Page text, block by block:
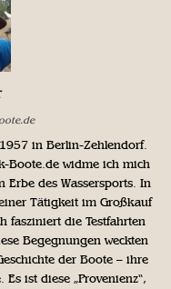
in Berlin-Zehlendorf.
Boote.de widme ich mich
des Wassersports. In
Tätigkeit im Großkauf
fasziniert die Testfahrten
Begegnungen weckten
der Boote – ihre
ist diese „Provenienz“,